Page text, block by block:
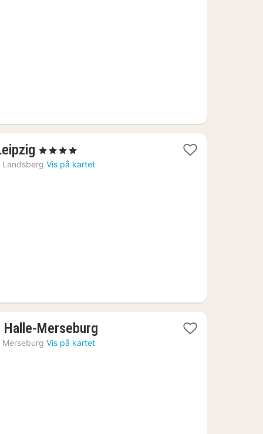
1
natt
, 4 Stjerner
Landsberg Vis på kartet
Halle-Merseburg
Merseburg Vis på kartet